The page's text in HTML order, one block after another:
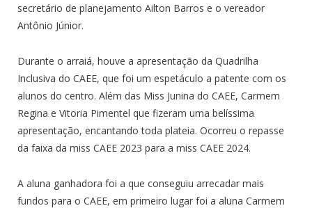
secretário de planejamento Ailton Barros e o vereador
Antônio Júnior.
Durante o arraiá, houve a apresentação da Quadrilha
Inclusiva do CAEE, que foi um espetáculo a patente com os
alunos do centro. Além das Miss Junina do CAEE, Carmem
Regina e Vitoria Pimentel que fizeram uma belíssima
apresentação, encantando toda plateia. Ocorreu o repasse
da faixa da miss CAEE 2023 para a miss CAEE 2024.
A aluna ganhadora foi a que conseguiu arrecadar mais
fundos para o CAEE, em primeiro lugar foi a aluna Carmem